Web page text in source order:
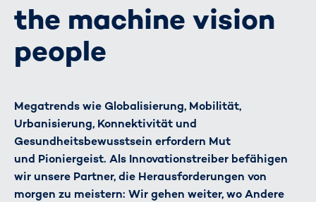
the machine vision
people
Megatrends wie Globalisierung, Mobilität,
Urbanisierung, Konnektivität und
Gesundheitsbewusstsein erfordern Mut
und Pioniergeist. Als Innovationstreiber befähigen
wir unsere Partner, die Herausforderungen von
morgen zu meistern: Wir gehen weiter, wo Andere